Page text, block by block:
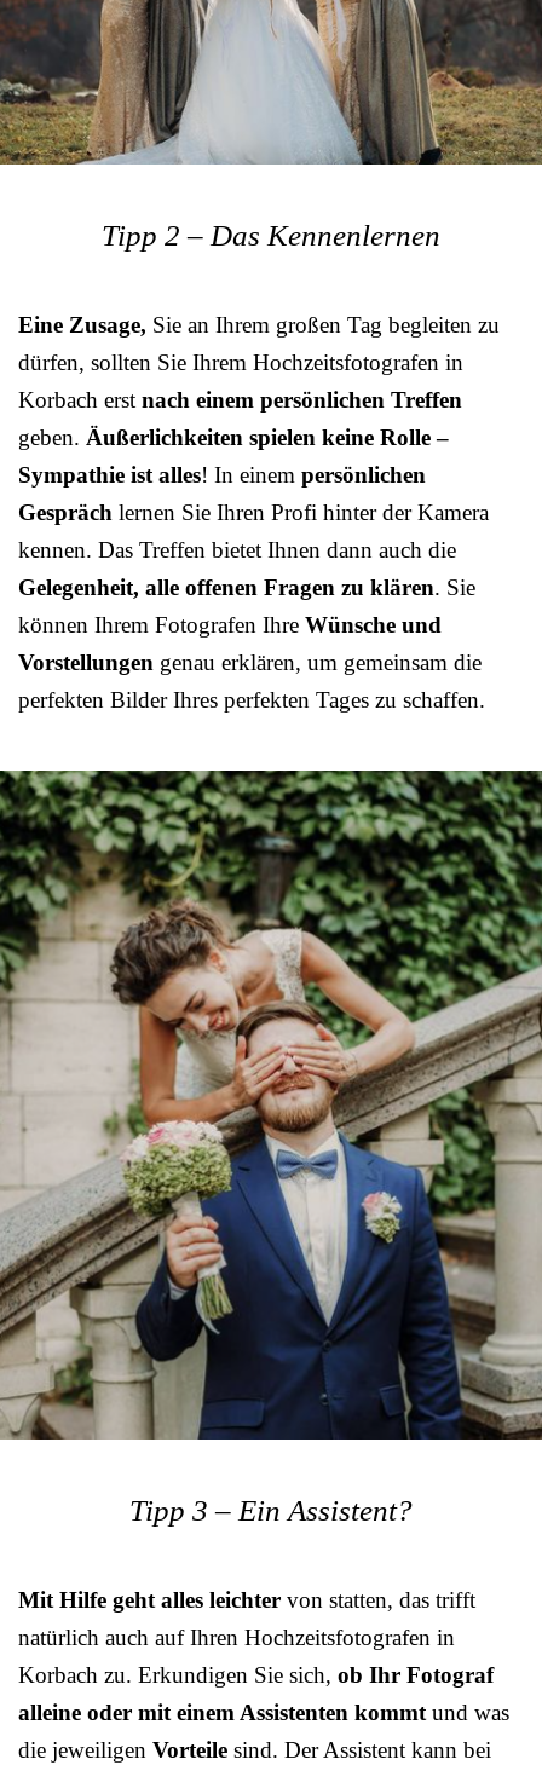
Tipp 2 – Das Kennenlernen
Eine Zusage, Sie an Ihrem großen Tag begleiten zu
dürfen, sollten Sie Ihrem Hochzeitsfotografen in
Korbach erst nach einem persönlichen Treffen
geben. Äußerlichkeiten spielen keine Rolle –
Sympathie ist alles! In einem persönlichen
Gespräch lernen Sie Ihren Profi hinter der Kamera
kennen. Das Treffen bietet Ihnen dann auch die
Gelegenheit, alle offenen Fragen zu klären. Sie
können Ihrem Fotografen Ihre Wünsche und
Vorstellungen genau erklären, um gemeinsam die
perfekten Bilder Ihres perfekten Tages zu schaffen.
Tipp 3 – Ein Assistent?
Mit Hilfe geht alles leichter von statten, das trifft
natürlich auch auf Ihren Hochzeitsfotografen in
Korbach zu. Erkundigen Sie sich, ob Ihr Fotograf
alleine oder mit einem Assistenten kommt und was
die jeweiligen Vorteile sind. Der Assistent kann bei